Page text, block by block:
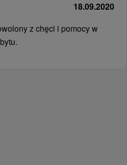
18.09.2020
z chęci i pomocy w